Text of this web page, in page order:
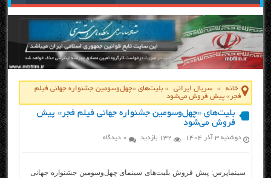
خانه » سریال ایرانی »بلیت‌های «چهل‌وسومین جشنواره جهانی فیلم
فجر» پیش فروش می‌شود
بلیت‌های «چهل‌وسومین جشنواره جهانی فیلم فجر» پیش
فروش می‌شود
دوشنبه ۳ آذر ۱۴۰۴ 132 بازدید 0 دیدگاه
سینماپرس: پیش فروش بلیت‌های سینمای چهل‌وسومین جشنواره جهانی